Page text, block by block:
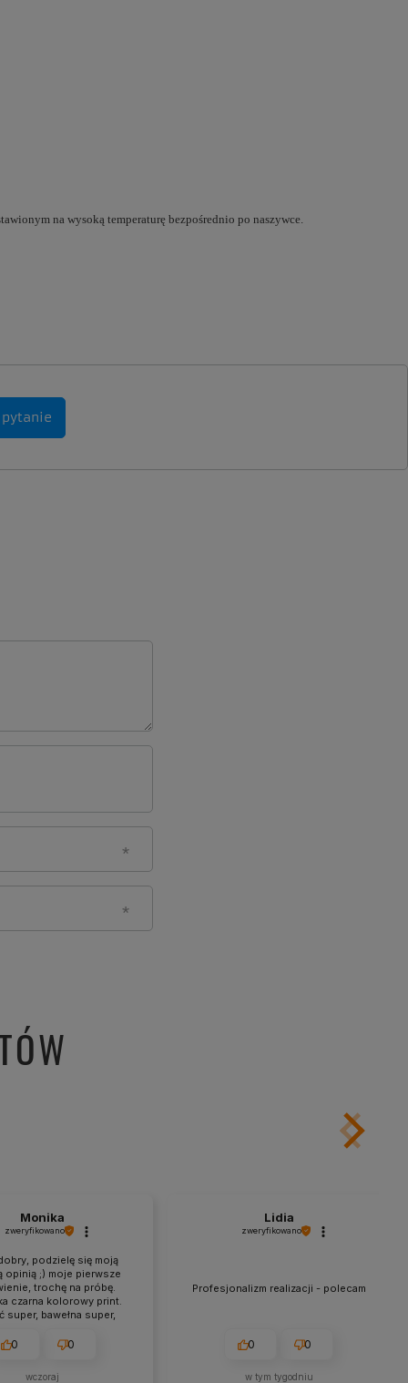
na wysoką temperaturę bezpośrednio po naszywce.
Monika
zweryfikowano
podzielę się moją
opinią ;) moje pierwsze
trochę na próbę.
czarna kolorowy print.
super, bawełna super,
super, optycznie
0 0
wczoraj
Lidia
zweryfikowano
Profesjonalizm realizacji - polecam
0 0
w tym tygodniu